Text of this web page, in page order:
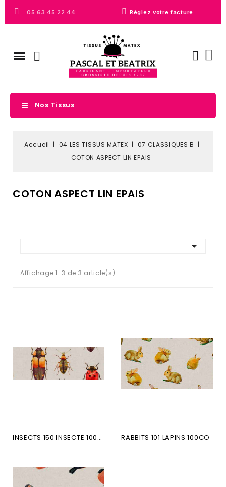
05 63 45 22 44 Réglez votre facture
Nos Tissus
Accueil 04 LES TISSUS MATEX
07 CLASSIQUES B
COTON ASPECT LIN EPAIS
COTON ASPECT LIN EPAIS

Affichage 1-3 de 3 article(s)
INSECTS 150 INSECTE 100CO RABBITS 101 LAPINS 100CO